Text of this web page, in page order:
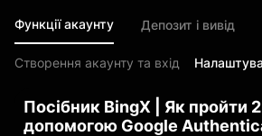
Функції акаунту Депозит і вивід
Створення акаунту та вхід
Посібник BingX | Як пройти
допомогою Google